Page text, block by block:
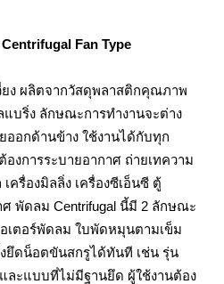
Fan Type
ง ผลิตจากวัสดุพลาสติกคุณภาพ
บริ่ง ลักษณะการทำงานจะต่าง
ออกด้านข้าง ใช้งานได้กับทุก
งการระบายอากาศ ถ่ายเทความ
ครื่องมิลลิ่ง เครื่องซีเอ็นซี ตู้
พัดลม Centrifugal นี้มี 2 ลักษณะ
ตอร์พัดลม ใบพัดหมุนตามเข็ม
ยึดน็อตขันสกรูได้ทันที เช่น รุ่น
และแบบที่ไม่มีฐานยึด ผู้ใช้งานต้อง